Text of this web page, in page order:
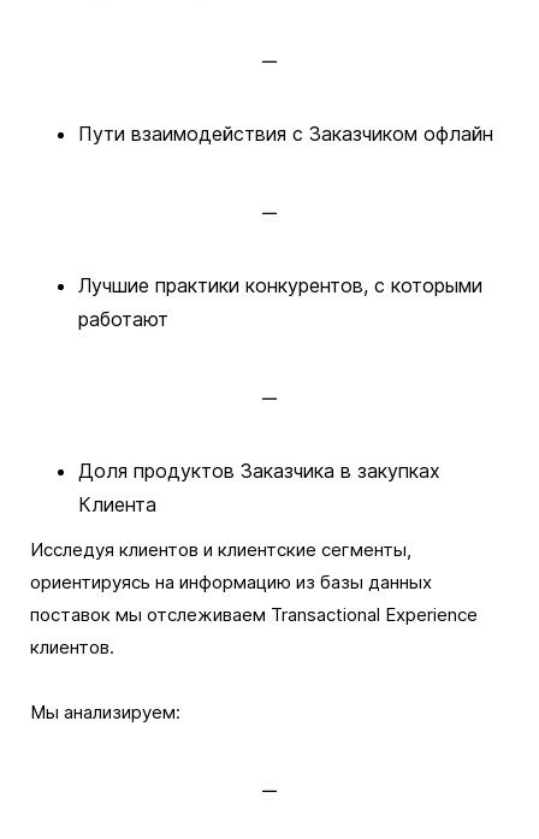
Пути взаимодействия с Заказчиком офлайн
Лучшие практики конкурентов, с которыми
работают
Доля продуктов Заказчика в закупках
Клиента
Исследуя клиентов и клиентские сегменты,
ориентируясь на информацию из базы данных
поставок мы отслеживаем Transactional Experience
клиентов.
Мы анализируем: